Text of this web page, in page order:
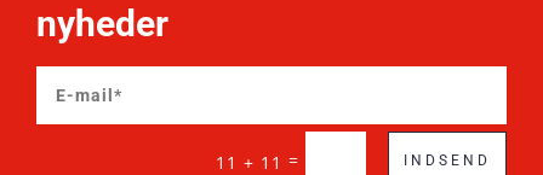
nyheder
11 + 11 = INDSEND